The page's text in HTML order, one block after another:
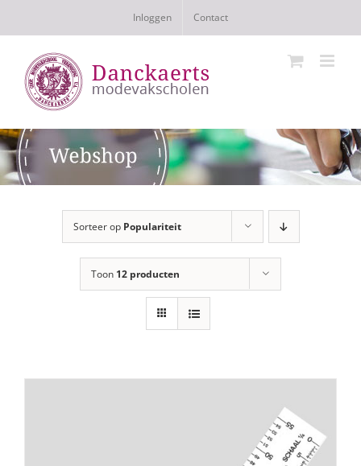
Inloggen Contact
Sorteer op Populariteit
Toon 12 producten